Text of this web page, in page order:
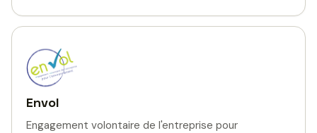
Envol
Engagement volontaire de l'entreprise pour